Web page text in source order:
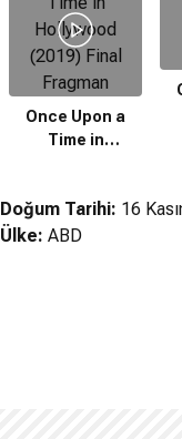
Once Upon a
Time in
Doğum Tarihi: 16
Ülke: ABD